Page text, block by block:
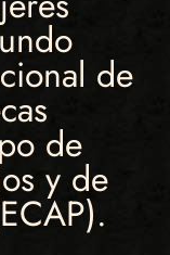
de
de
y de